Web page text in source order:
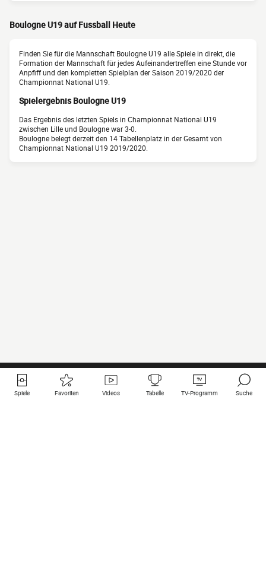
Boulogne U19 auf Fussball Heute
Finden Sie für die Mannschaft Boulogne U19 alle Spiele in direkt, die
Formation der Mannschaft für jedes Aufeinandertreffen eine Stunde vor
Anpfiff und den kompletten Spielplan der Saison 2019/2020 der
Championnat National U19.
Spielergebnis Boulogne U19
Das Ergebnis des letzten Spiels in Championnat National U19
zwischen Lille und Boulogne war 3-0.
Boulogne belegt derzeit den 14 Tabellenplatz in der Gesamt von
Championnat National U19 2019/2020.
Spiele Favoriten Videos Tabelle TV-Programm Suche